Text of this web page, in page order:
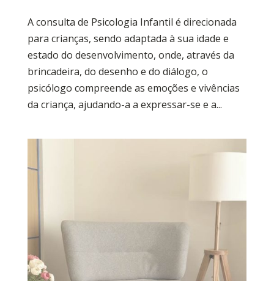
A consulta de Psicologia Infantil é direcionada
para crianças, sendo adaptada à sua idade e
estado do desenvolvimento, onde, através da
brincadeira, do desenho e do diálogo, o
psicólogo compreende as emoções e vivências
da criança, ajudando-a a expressar-se e a...